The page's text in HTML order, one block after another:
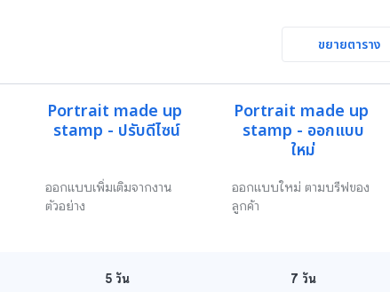
ขยายตาราง
Portrait made up
stamp - ปรับดีไซน์
Portrait made up
stamp - ออกแบบ
ใหม่
ออกแบบเพิ่มเติมจากงาน
ตัวอย่าง
ออกแบบใหม่ ตามบรีฟของ
ลูกค้า
5 วัน 7 วัน